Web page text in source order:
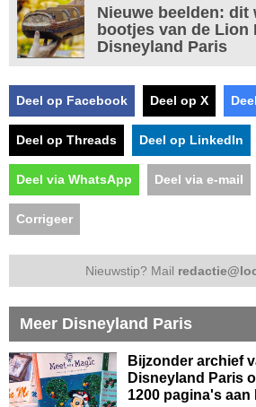
Nieuwe beelden: dit
bootjes van de Lion
Disneyland Paris
Deel op Facebook Deel op X
Deel op Threads Deel op LinkedIn
Deel via WhatsApp Deel via e-mail
Corrigeer
Nieuwstip? Mail
Meer Disneyland Paris
Bijzonder archief
Disneyland Paris
1200 pagina's